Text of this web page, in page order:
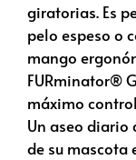
giratorias. Es
pelo espeso o
mango
FURminator®
máximo
Un aseo diario
de su mascota